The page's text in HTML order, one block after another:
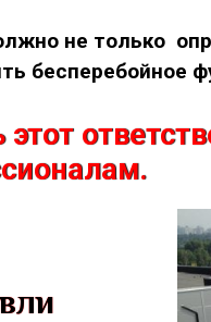
не только
бесперебойное
этот